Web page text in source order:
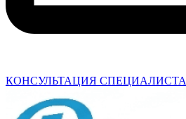
КОНСУЛЬТАЦИЯ СПЕЦИАЛИСТА